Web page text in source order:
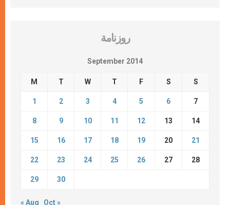
روزنامة
September 2014
M T W T F S S
1 2 3 4 5 6 7
8 9 10 11 12 13 14
15 16 17 18 19 20 21
22 23 24 25 26 27 28
29 30
« Aug Oct »